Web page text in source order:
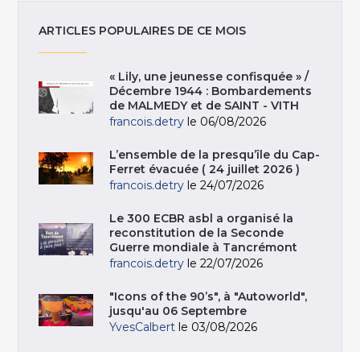
ARTICLES POPULAIRES DE CE MOIS
« Lily, une jeunesse confisquée » /
Décembre 1944 : Bombardements
de MALMEDY et de SAINT - VITH
francois.detry le 06/08/2026
L’ensemble de la presqu’île du Cap-
Ferret évacuée ( 24 juillet 2026 )
francois.detry le 24/07/2026
Le 300 ECBR asbl a organisé la
reconstitution de la Seconde
Guerre mondiale à Tancrémont
francois.detry le 22/07/2026
"Icons of the 90’s", à "Autoworld",
jusqu'au 06 Septembre
YvesCalbert le 03/08/2026